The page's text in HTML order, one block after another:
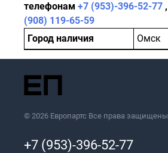
телефонам +7 (953)-396-52-77 ,
(908) 119-65-59
Город наличия
Омск
© 2026 Европартс Все права защищены
+7 (953)-396-52-77